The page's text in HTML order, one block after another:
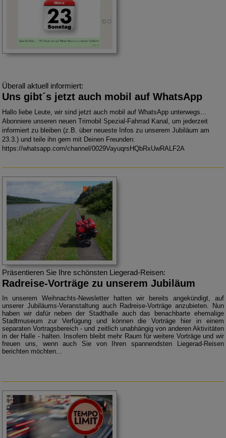
Überall aktuell informiert:
Uns gibt´s jetzt auch mobil auf WhatsApp
Hallo liebe Leute,wir sind jetzt auch mobil auf WhatsApp unterwegs...
Abonniere unseren neuen Trimobil Spezial-Fahrrad Kanal, um jederzeit
informiert zu bleiben (z.B. über neueste Infos zu unserem Jubiläum am
23.3.) und teile ihn gern mit Deinen Freunden:
https://whatsapp.com/channel/0029VayuqrsHQbRxUwRALF2A
Präsentieren Sie Ihre schönsten Liegerad-Reisen:
Radreise-Vorträge zu unserem Jubiläum
In unserem Weihnachts-Newsletter hatten wir bereits angekündigt, auf
unserer Jubiläums-Veranstaltung auch Radreise-Vorträge anzubieten.
Nun
haben wir dafür neben der Stadthalle auch das benachbarte ehemalige
Stadtmuseum zur Verfügung und können die Vorträge hier in einem
separaten Vortragsbereich - und zeitlich unabhängig von anderen Aktivitäten
in der Halle - halten.
Insofern bleibt mehr Raum für weitere Vorträge und wir
freuen uns, wenn auch Sie von Ihren spannendsten Liegerad-Reisen
berichten möchten...